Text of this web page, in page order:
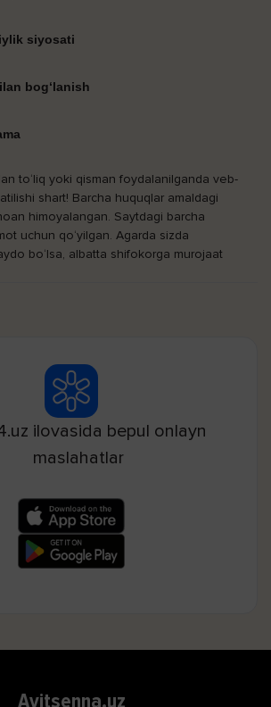
siyosati
bog‘lanish
to‘liq yoki qisman foydalanilganda veb-
shart! Barcha huquqlar amaldagi
himoyalangan. Saytdagi barcha
uchun qo‘yilgan. Agarda sizda
bo‘lsa, albatta shifokorga murojaat
ilovasida bepul onlayn
maslahatlar
Avitsenna.uz